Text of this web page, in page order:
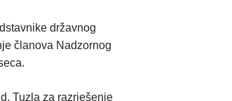
državnog
članova Nadzornog
Tuzla za razrješenje